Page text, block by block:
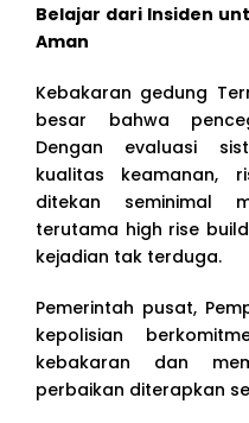
Belajar dari Insiden
Aman
Kebakaran gedung
besar bahwa
Dengan evaluasi
kualitas keamanan,
ditekan seminimal
terutama high rise
kejadian tak terduga.
Pemerintah pusat,
kepolisian
kebakaran dan
perbaikan diterapkan